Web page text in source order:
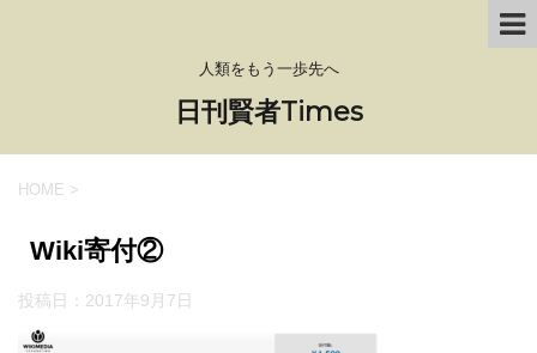
人類をもう一歩先へ
日刊賢者Times
HOME >
Wiki寄付②
投稿日： 2017年9月7日